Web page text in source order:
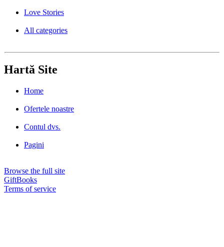
Love Stories
All categories
Hartă Site
Home
Ofertele noastre
Contul dvs.
Pagini
Browse the full site
GiftBooks
Terms of service